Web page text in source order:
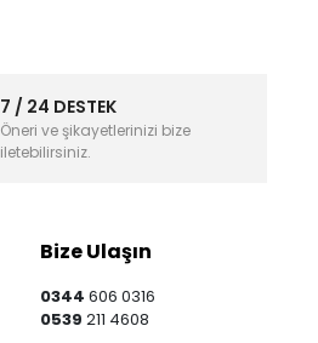
7 / 24 DESTEK
Öneri ve şikayetlerinizi bize
iletebilirsiniz.
Bize Ulaşın
0344606 0316
0539211 4608